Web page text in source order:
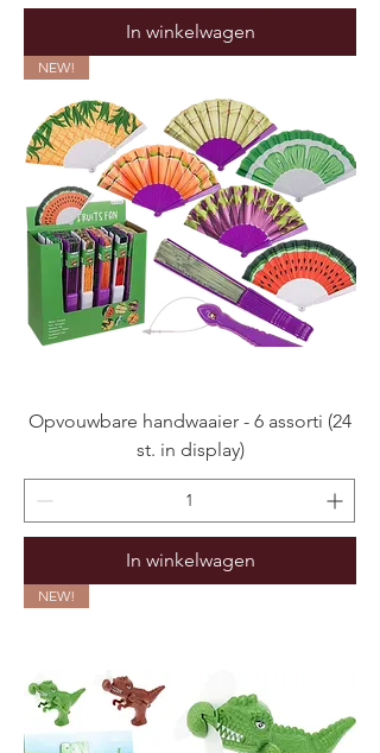
In winkelwagen
NEW!
Opvouwbare handwaaier - 6 assorti (24
st. in display)
In winkelwagen
NEW!